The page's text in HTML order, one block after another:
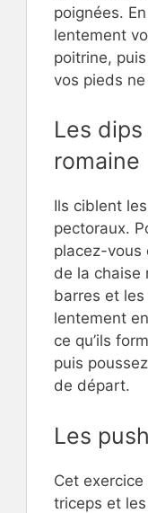
poignées.
lentement
poitrine,
vos pieds
Les
romaine
Ils ciblent
pectoraux.
placez-vous
de la chaise
barres et
lentement
ce qu’ils
puis
de départ.
Les
Cet
triceps et